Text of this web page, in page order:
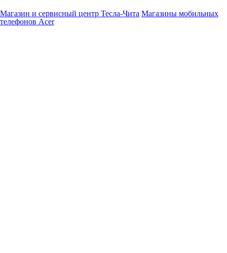
Магазин и сервисный центр Тесла-Чита Магазины мобильных
телефонов Acer